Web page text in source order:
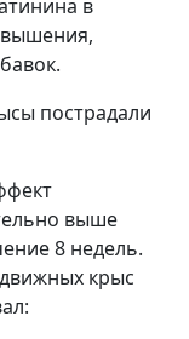
в
пострадали
выше
8 недель.
крыс